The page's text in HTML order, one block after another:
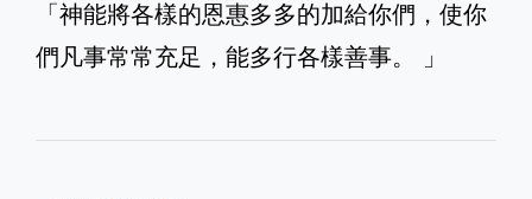
「神能將各樣的恩惠多多的加給你們，使你
們凡事常常充足，能多行各樣善事。 」